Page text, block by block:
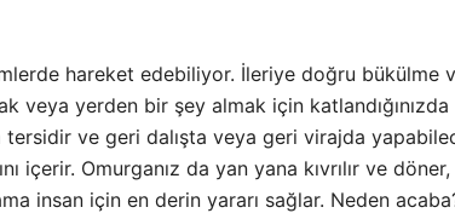
hareket edebiliyor. İleriye doğru bükülme
veya yerden bir şey almak için
ve geri dalışta veya geri virajda
içerir. Omurganız da yan yana kıvrılır ve
insan için en derin yararı sağlar. Neden